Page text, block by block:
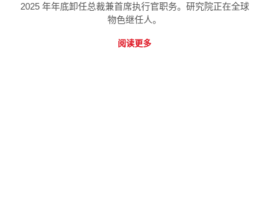
2025 年年底卸任总裁兼首席执行官职务。研究院正在全球
物色继任人。
阅读更多